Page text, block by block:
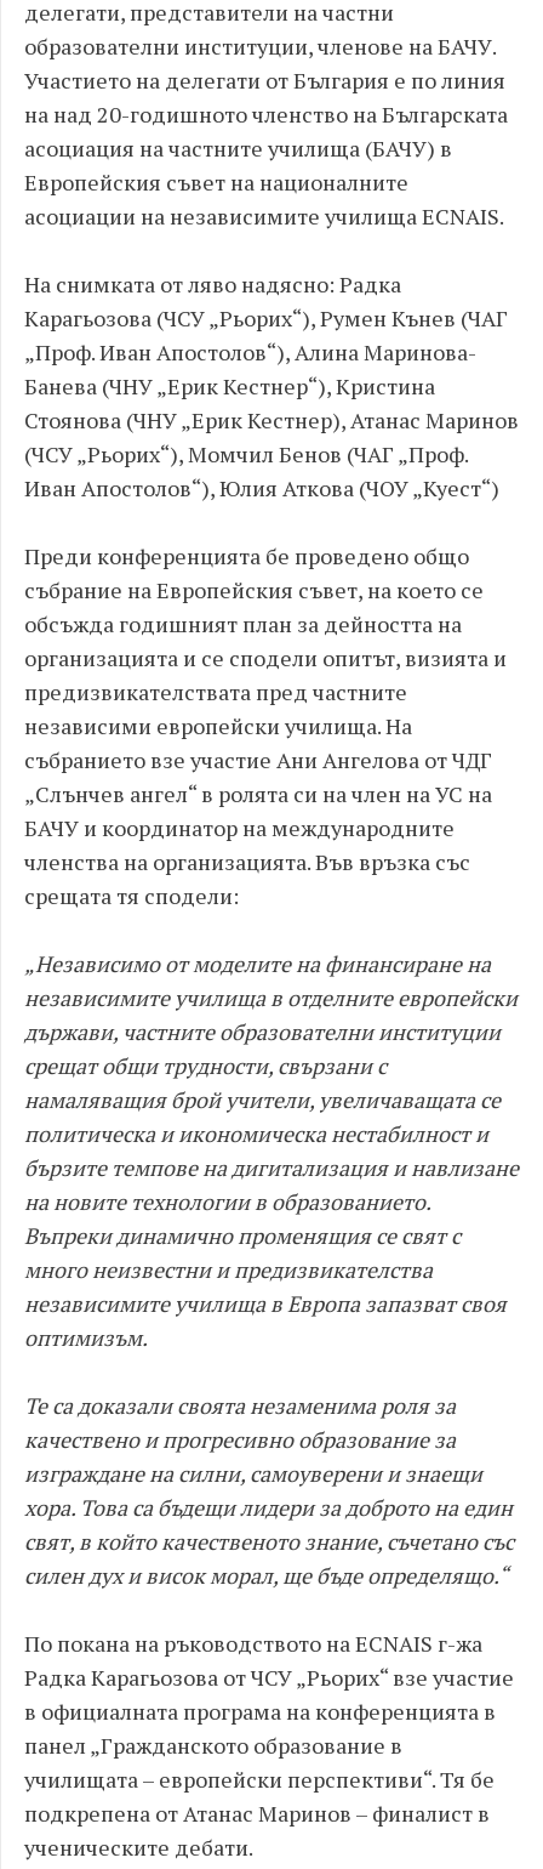
делегати, представители на частни
образователни институции, членове на БАЧУ.
Участието на делегати от България е по линия
на над 20-годишното членство на Българската
асоциация на частните училища (БАЧУ) в
Европейския съвет на националните
асоциации на независимите училища ECNAIS.
На снимката от ляво надясно: Радка
Карагьозова (ЧСУ „Рьорих“), Румен Кънев (ЧАГ
„Проф. Иван Апостолов“), Алина Маринова-
Банева (ЧНУ „Ерик Кестнер“), Кристина
Стоянова (ЧНУ „Ерик Кестнер), Атанас Маринов
(ЧСУ „Рьорих“), Момчил Бенов (ЧАГ „Проф.
Иван Апостолов“), Юлия Аткова (ЧОУ „Куест“)
Преди конференцията бе проведено общо
събрание на Европейския съвет, на което се
обсъжда годишният план за дейността на
организацията и се сподели опитът, визията и
предизвикателствата пред частните
независими европейски училища. На
събранието взе участие Ани Ангелова от ЧДГ
„Слънчев ангел“ в ролята си на член на УС на
БАЧУ и координатор на международните
членства на организацията. Във връзка със
срещата тя сподели:
„Независимо от моделите на финансиране на
независимите училища в отделните европейски
държави, частните образователни институции
срещат общи трудности, свързани с
намаляващия брой учители, увеличаващата се
политическа и икономическа нестабилност и
бързите темпове на дигитализация и навлизане
на новите технологии в образованието.
Въпреки динамично променящия се свят с
много неизвестни и предизвикателства
независимите училища в Европа запазват своя
оптимизъм.
Те са доказали своята незаменима роля за
качествено и прогресивно образование за
изграждане на силни, самоуверени и знаещи
хора. Това са бъдещи лидери за доброто на един
свят, в който качественото знание, съчетано със
силен дух и висок морал, ще бъде определящо.“
По покана на ръководството на ECNAIS г-жа
Радка Карагьозова от ЧСУ „Рьорих“ взе участие
в официалната програма на конференцията в
панел „Гражданското образование в
училищата – европейски перспективи“. Тя бе
подкрепена от Атанас Маринов – финалист в
ученическите дебати.